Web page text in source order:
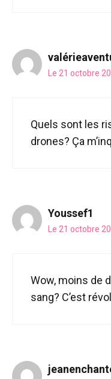
Le 21 octobre
Quels sont les
drones? Ça
Youssef1
Le 21 octobre
Wow, moins de
sang? C’est